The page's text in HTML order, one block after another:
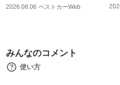
2026.08.06 ベストカーWeb
みんなのコメント
使い方